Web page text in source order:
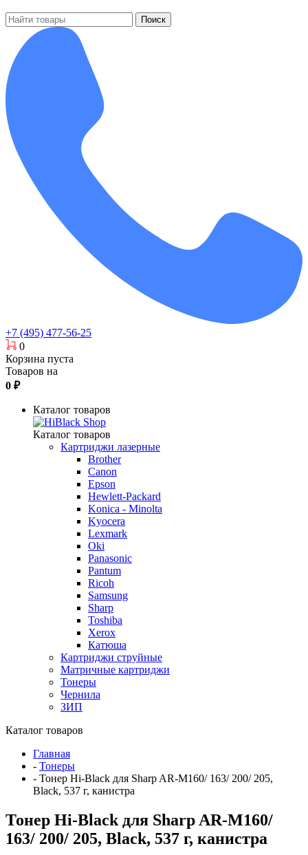
Поиск
+7 (495) 477-56-25
0
Корзина пуста
Товаров на
0 ₽
Каталог товаров
Каталог товаров
Картриджи лазерные
Brother
Canon
Epson
Hewlett-Packard
Konica - Minolta
Kyocera
Lexmark
Oki
Panasonic
Pantum
Ricoh
Samsung
Sharp
Toshiba
Xerox
Катюша
Картриджи струйные
Матричные картриджи
Тонеры
Чернила
ЗИП
Каталог товаров
Главная
- Тонеры
- Тонер Hi-Black для Sharp AR-M160/ 163/ 200/ 205,
Black, 537 г, канистра
Тонер Hi-Black для Sharp AR-M160/
163/ 200/ 205, Black, 537 г, канистра